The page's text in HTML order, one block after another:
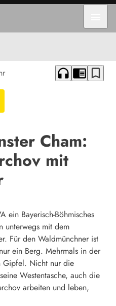
headphones chrome_reader_mode bookmark_border
Cham:
mit
ein Bayerisch-Böhmisches
unterwegs mit dem
Für den Waldmünchner ist
ein Berg. Mehrmals in der
Gipfel. Nicht nur die
Westentasche, auch die
arbeiten und leben,